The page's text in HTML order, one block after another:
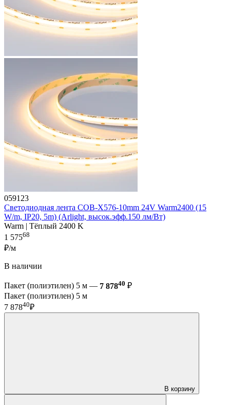
059123
Светодиодная лента COB-X576-10mm 24V Warm2400 (15
W/m, IP20, 5m) (Arlight, высок.эфф.150 лм/Вт)
Warm | Тёплый 2400 K
1 57568
₽/м
В наличии
Пакет (полиэтилен) 5 м — 7 87840 ₽
Пакет (полиэтилен) 5 м
7 87840₽
В корзину